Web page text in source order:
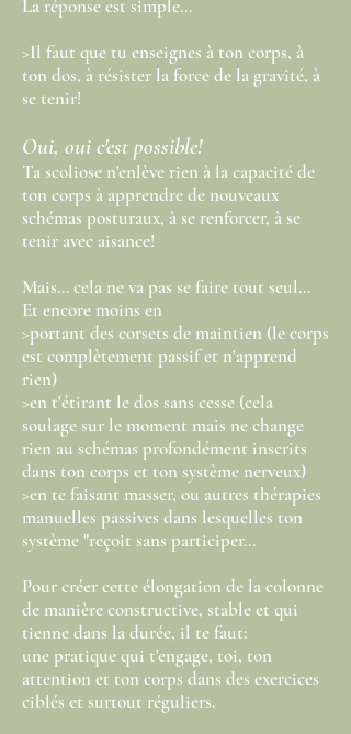
La réponse est simple...
>Il faut que tu enseignes à ton corps, à
ton dos, à résister la force de la gravité, à
se tenir!
Oui, oui c'est possible!
Ta scoliose n'enlève rien à la capacité de
ton corps à apprendre de nouveaux
schémas posturaux, à se renforcer, à se
tenir avec aisance!
Mais... cela ne va pas se faire tout seul...
Et encore moins en
>portant des corsets de maintien (le corps
est complètement passif et n'apprend
rien)
>en t'étirant le dos sans cesse (cela
soulage sur le moment mais ne change
rien au schémas profondément inscrits
dans ton corps et ton système nerveux)
>en te faisant masser, ou autres thérapies
manuelles passives dans lesquelles ton
système "reçoit sans participer...
Pour créer cette élongation de la colonne
de manière constructive, stable et qui
tienne dans la durée, il te faut:
une pratique qui t'engage, toi, ton
attention et ton corps dans des exercices
ciblés et surtout réguliers.